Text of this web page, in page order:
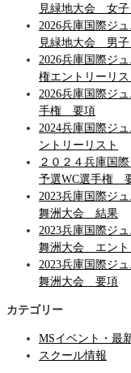
見緑地大会 女子
2026兵庫国際ジ
見緑地大会 男子
2026兵庫国際ジ
権エントリーリス
2026兵庫国際ジ
手権 要項
2024兵庫国際ジ
ントリーリスト
２０２４兵庫国
予選WC選手権
2023兵庫国際ジ
舞洲大会 結果
2023兵庫国際ジ
舞洲大会 エント
2023兵庫国際ジ
舞洲大会 要項
カテゴリー
MSイベント・最
スクール情報